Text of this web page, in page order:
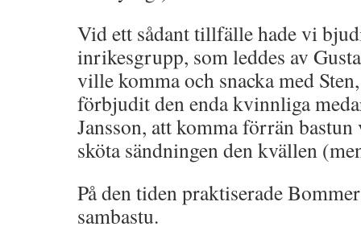
Vid ett sådant tillfälle hade vi
inrikesgrupp, som leddes av
ville komma och snacka med
förbjudit den enda kvinnliga
Jansson, att komma förrän
sköta sändningen den kvällen
På den tiden praktiserade
sambastu.